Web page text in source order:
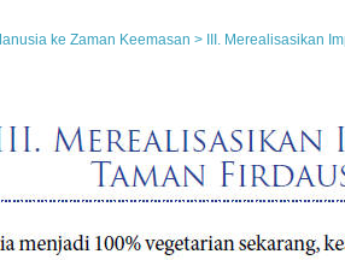
ke Zaman Keemasan > III. Merealisasikan